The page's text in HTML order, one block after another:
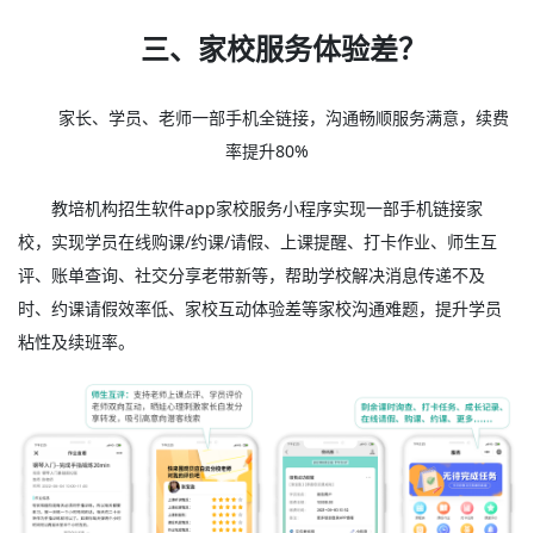
三、家校服务体验差？
家长、学员、老师一部手机全链接，沟通畅顺服务满意，续费
率提升80%
教培机构招生软件app家校服务小程序实现一部手机链接家
校，实现学员在线购课/约课/请假、上课提醒、打卡作业、师生互
评、账单查询、社交分享老带新等，帮助学校解决消息传递不及
时、约课请假效率低、家校互动体验差等家校沟通难题，提升学员
粘性及续班率。